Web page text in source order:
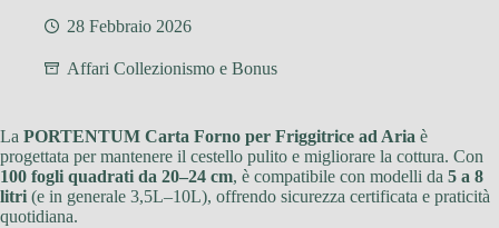
28 Febbraio 2026
Affari Collezionismo e Bonus
La PORTENTUM Carta Forno per Friggitrice ad Aria è
progettata per mantenere il cestello pulito e migliorare la cottura. Con
100 fogli quadrati da 20–24 cm, è compatibile con modelli da 5 a 8
litri (e in generale 3,5L–10L), offrendo sicurezza certificata e praticità
quotidiana.